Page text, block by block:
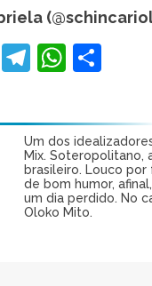
EmailTelegram
Um dos
Mix. Soteropolitano,
brasileiro. Louco
de bom humor,
um dia perdido. No
Oloko Mito.